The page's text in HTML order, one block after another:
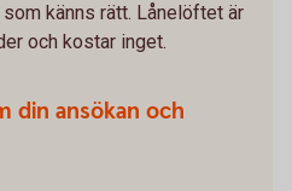
känns rätt. Lånelöftet är
och kostar inget.
din ansökan och